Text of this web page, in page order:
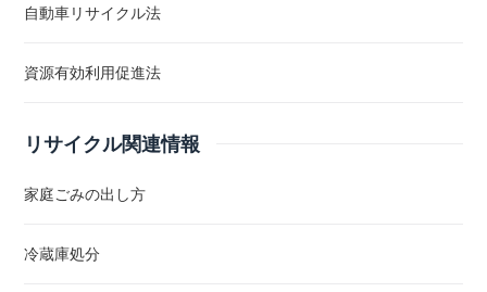
自動車リサイクル法
資源有効利用促進法
リサイクル関連情報
家庭ごみの出し方
冷蔵庫処分